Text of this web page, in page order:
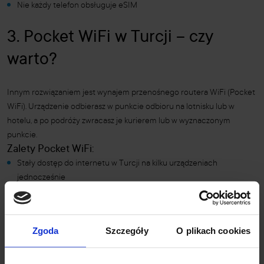
Zgoda Szczegóły O plikach cookies
Nie każdy telefon obsługuje eSIM
3. Pocket WiFi w Turcji – czy
warto?
Innym rozwiązaniem jest wynajem przenośnego routera WiFi (Pocket
WiFi). Urządzenie odbierasz w punkcie odbioru na lotnisku lub w
hotelu, a po podróży zwracasz je kurierem lub w wyznaczonym
punkcie.
Zalety Pocket WiFi:
Stały dostęp do internetu w Turcji na kilku urządzeniach
jednocześnie
Brak konieczności rejestracji karty SIM na paszport
Wysoka cena (zwykle 20–50 zł za dzień)